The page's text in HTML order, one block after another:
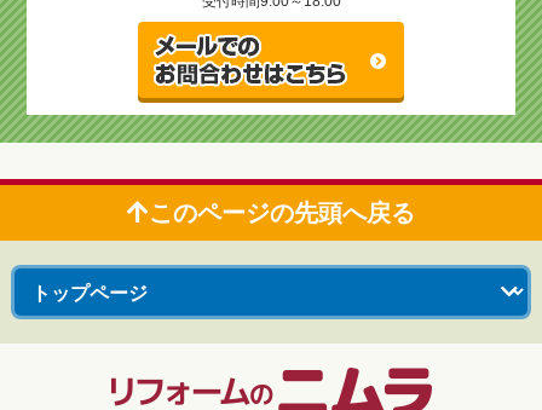
このページの先頭へ戻る